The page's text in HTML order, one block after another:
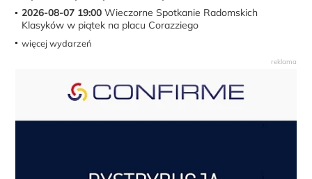
2026-08-07 19:00 Wieczorne Spotkanie Radomskich
Klasyków w piątek na placu Corazziego
więcej wydarzeń